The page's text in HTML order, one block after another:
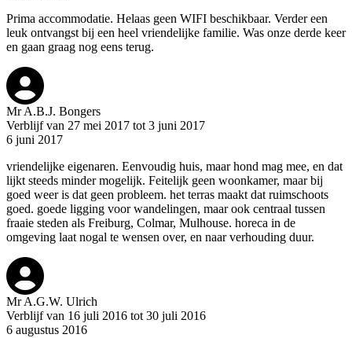
Prima accommodatie. Helaas geen WIFI beschikbaar. Verder een
leuk ontvangst bij een heel vriendelijke familie. Was onze derde keer
en gaan graag nog eens terug.
Mr A.B.J. Bongers
Verblijf van 27 mei 2017 tot 3 juni 2017
6 juni 2017
vriendelijke eigenaren. Eenvoudig huis, maar hond mag mee, en dat
lijkt steeds minder mogelijk. Feitelijk geen woonkamer, maar bij
goed weer is dat geen probleem. het terras maakt dat ruimschoots
goed. goede ligging voor wandelingen, maar ook centraal tussen
fraaie steden als Freiburg, Colmar, Mulhouse. horeca in de
omgeving laat nogal te wensen over, en naar verhouding duur.
Mr A.G.W. Ulrich
Verblijf van 16 juli 2016 tot 30 juli 2016
6 augustus 2016